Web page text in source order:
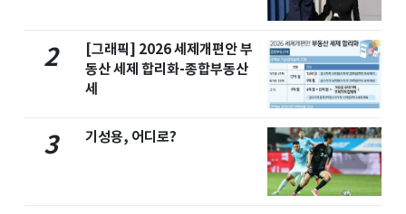
2
[그래픽] 2026 세제개편안 부
동산 세제 합리화-종합부동산
세
3 기성용, 어디로?